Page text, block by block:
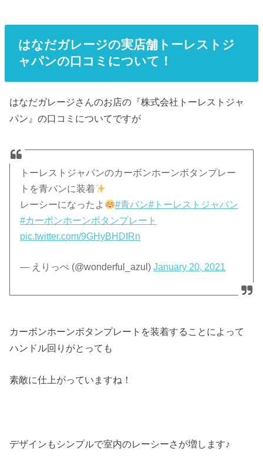
はなだガレージの実店舗トーレストジ
ャパンの口コミについて！
はなだガレージさんのお店の『株式会社トーレストジャ
パン』の口コミについてですが
トーレストジャパンのカーボンホーンボタンプレー
トを青バンに装着
レーシーになったよ
#青バン#トーレストジャパン
#カーボンホーンボタンプレート
pic.twitter.com/9GHyBHDIRn
— えりっぺ (@wonderful_azul)January 20, 2021
カーボンホーンボタンプレートを装着することによって
ハンドル回りがとっても
素敵に仕上がっていますね！
デザインもシンプルで室内のレーシーさが増します♪